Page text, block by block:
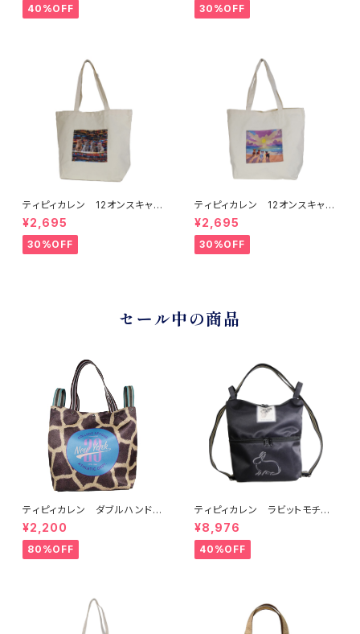
40%OFF 30%OFF
ティピィカレン 12オンスキャン
バスネイティブ柄ビッグマイバッ
グ
¥2,695
30%OFF
ティピィカレン 12オンスキャン
バスビーチドッグス柄ビッグマイ
バッグ
¥2,695
30%OFF
セール中の商品
ティピィカレン ダブルハンドル
ジラフビッグトートバッグ
¥2,200
80%OFF
ティピィカレン ラビットモチー
フ2WAYショルダーリュック
¥8,976
40%OFF